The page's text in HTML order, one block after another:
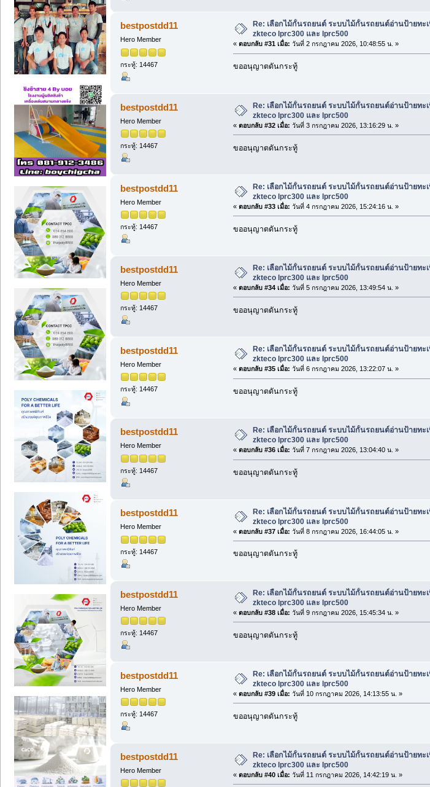
bestpostdd11
Hero Member
กระทู้: 14467
Re: เลือกไม้กั้นรถยนต์ ระบบไม้กั้นรถยนต์อ่านป้ายทะ
zkteco lprc300 และ lprc500
« ตอบกลับ #31 เมื่อ: วันที่ 2 กรกฎาคม 2026, 10:48:55 น. »
ขออนุญาตดันกระทู้
bestpostdd11
Hero Member
กระทู้: 14467
Re: เลือกไม้กั้นรถยนต์ ระบบไม้กั้นรถยนต์อ่านป้ายทะ
zkteco lprc300 และ lprc500
« ตอบกลับ #32 เมื่อ: วันที่ 3 กรกฎาคม 2026, 13:16:29 น. »
ขออนุญาตดันกระทู้
bestpostdd11
Hero Member
กระทู้: 14467
Re: เลือกไม้กั้นรถยนต์ ระบบไม้กั้นรถยนต์อ่านป้ายทะ
zkteco lprc300 และ lprc500
« ตอบกลับ #33 เมื่อ: วันที่ 4 กรกฎาคม 2026, 15:24:16 น. »
ขออนุญาตดันกระทู้
bestpostdd11
Hero Member
กระทู้: 14467
Re: เลือกไม้กั้นรถยนต์ ระบบไม้กั้นรถยนต์อ่านป้ายทะ
zkteco lprc300 และ lprc500
« ตอบกลับ #34 เมื่อ: วันที่ 5 กรกฎาคม 2026, 13:49:54 น. »
ขออนุญาตดันกระทู้
bestpostdd11
Hero Member
กระทู้: 14467
Re: เลือกไม้กั้นรถยนต์ ระบบไม้กั้นรถยนต์อ่านป้ายทะ
zkteco lprc300 และ lprc500
« ตอบกลับ #35 เมื่อ: วันที่ 6 กรกฎาคม 2026, 13:22:07 น. »
ขออนุญาตดันกระทู้
bestpostdd11
Hero Member
กระทู้: 14467
Re: เลือกไม้กั้นรถยนต์ ระบบไม้กั้นรถยนต์อ่านป้ายทะ
zkteco lprc300 และ lprc500
« ตอบกลับ #36 เมื่อ: วันที่ 7 กรกฎาคม 2026, 13:04:40 น. »
ขออนุญาตดันกระทู้
bestpostdd11
Hero Member
กระทู้: 14467
Re: เลือกไม้กั้นรถยนต์ ระบบไม้กั้นรถยนต์อ่านป้ายทะ
zkteco lprc300 และ lprc500
« ตอบกลับ #37 เมื่อ: วันที่ 8 กรกฎาคม 2026, 16:44:05 น. »
ขออนุญาตดันกระทู้
bestpostdd11
Hero Member
กระทู้: 14467
Re: เลือกไม้กั้นรถยนต์ ระบบไม้กั้นรถยนต์อ่านป้ายทะ
zkteco lprc300 และ lprc500
« ตอบกลับ #38 เมื่อ: วันที่ 9 กรกฎาคม 2026, 15:45:34 น. »
ขออนุญาตดันกระทู้
bestpostdd11
Hero Member
กระทู้: 14467
Re: เลือกไม้กั้นรถยนต์ ระบบไม้กั้นรถยนต์อ่านป้ายทะ
zkteco lprc300 และ lprc500
« ตอบกลับ #39 เมื่อ: วันที่ 10 กรกฎาคม 2026, 14:13:55 น. »
ขออนุญาตดันกระทู้
bestpostdd11
Hero Member
Re: เลือกไม้กั้นรถยนต์ ระบบไม้กั้นรถยนต์อ่านป้ายทะ
zkteco lprc300 และ lprc500
« ตอบกลับ #40 เมื่อ: วันที่ 11 กรกฎาคม 2026, 14:42:19 น. »